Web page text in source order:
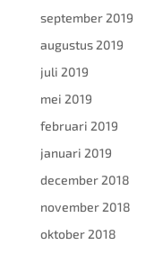
september 2019
augustus 2019
juli 2019
mei 2019
februari 2019
januari 2019
december 2018
november 2018
oktober 2018